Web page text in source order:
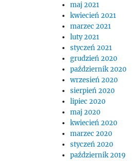
maj 2021
kwiecień 2021
marzec 2021
luty 2021
styczeń 2021
grudzień 2020
październik 2020
wrzesień 2020
sierpień 2020
lipiec 2020
maj 2020
kwiecień 2020
marzec 2020
styczeń 2020
październik 2019